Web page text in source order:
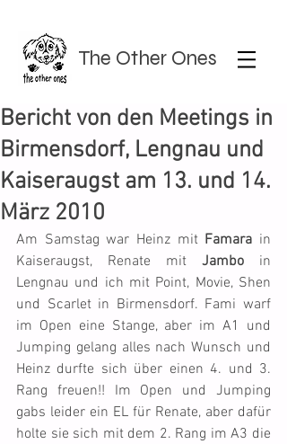
The Other Ones
Bericht von den Meetings in
Birmensdorf, Lengnau und
Kaiseraugst am 13. und 14.
März 2010
Am Samstag war Heinz mit Famara in
Kaiseraugst, Renate mit Jambo in
Lengnau und ich mit Point, Movie, Shen
und Scarlet in Birmensdorf. Fami warf
im Open eine Stange, aber im A1 und
Jumping gelang alles nach Wunsch und
Heinz durfte sich über einen 4. und 3.
Rang freuen!! Im Open und Jumping
gabs leider ein EL für Renate, aber dafür
holte sie sich mit dem 2. Rang im A3 die